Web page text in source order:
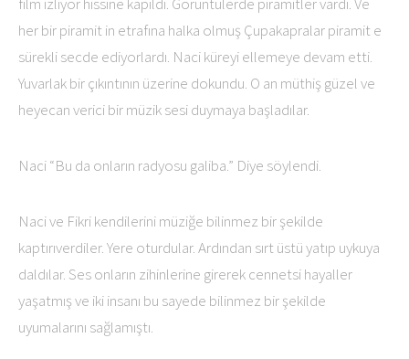
her bir piramit in etrafına halka olmuş Çupakapralar piramit e
sürekli secde ediyorlardı. Naci küreyi ellemeye devam etti.
Yuvarlak bir çıkıntının üzerine dokundu. O an müthiş güzel ve
heyecan verici bir müzik sesi duymaya başladılar.
Naci “Bu da onların radyosu galiba.” Diye söylendi.
Naci ve Fikri kendilerini müziğe bilinmez bir şekilde
kaptırıverdiler. Yere oturdular. Ardından sırt üstü yatıp uykuya
daldılar. Ses onların zihinlerine girerek cennetsi hayaller
yaşatmış ve iki insanı bu sayede bilinmez bir şekilde
uyumalarını sağlamıştı.